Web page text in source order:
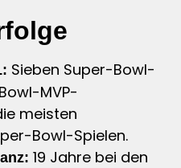
Sieben Super-Bowl-
MVP-
meisten
Bowl-Spielen.
19 Jahre bei den